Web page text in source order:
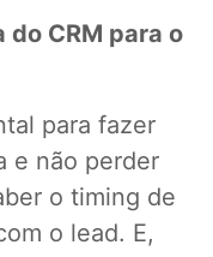
CRM para o
para fazer
e não perder
o timing de
o lead. E,